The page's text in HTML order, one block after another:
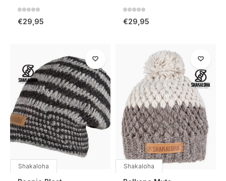
€29,95 €29,95
Shakaloha Shakaloha